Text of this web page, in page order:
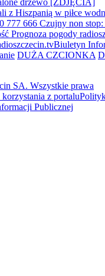
drzewo [ZDJĘCIA]
z Hiszpanią w piłce
777 666 Czujny non
Prognoza pogody
Biuletyn
DUŻA CZCIONKA
SA. Wszystkie prawa
z portalu
Publicznej